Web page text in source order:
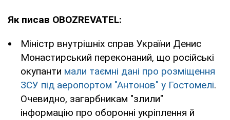
Як писав OBOZREVATEL:
Міністр внутрішніх справ України Денис
Монастирський переконаний, що російські
окупанти мали таємні дані про розміщення
ЗСУ під аеропортом "Антонов" у Гостомелі.
Очевидно, загарбникам "злили"
інформацію про оборонні укріплення й